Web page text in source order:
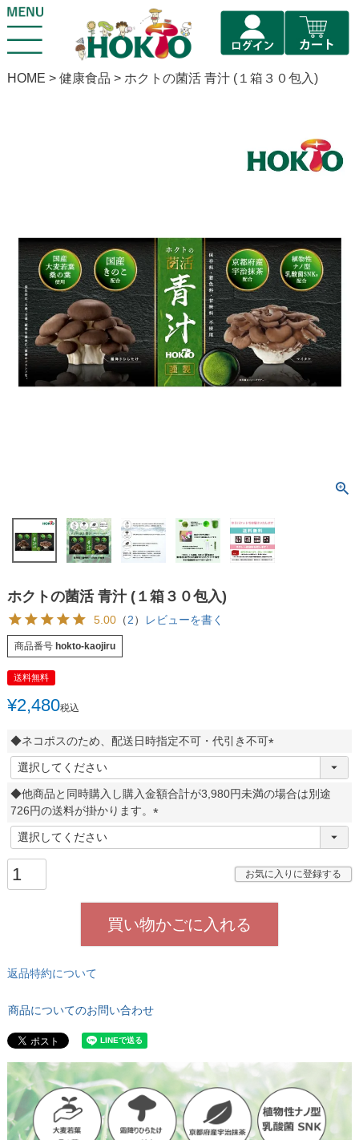
HOME 健康食品 ホクトの菌活 青汁 (１箱３０包入)
ホクトの菌活 青汁 (１箱３０包入)
5.00（2） レビューを書く
商品番号 hokto-kaojiru
送料無料
¥2,480税込
◆ネコポスのため、配送日時指定不可・代引き不可
必
須
◆他商品と同時購入し購入金額合計が3,980円未満の場合は別途
726円の送料が掛かります。
必
お気に入りに登録する
買い物かごに入れる
返品特約について
商品についてのお問い合わせ